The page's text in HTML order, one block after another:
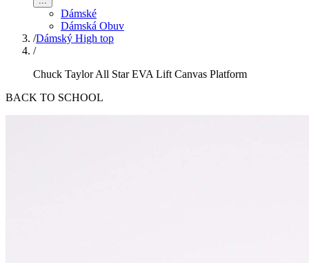
Dámské
Dámská Obuv
/Dámský High top
/
Chuck Taylor All Star EVA Lift Canvas Platform
BACK TO SCHOOL